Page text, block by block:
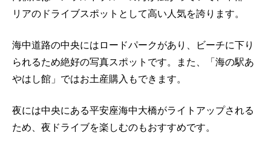
リアのドライブスポットとして高い人気を誇ります。
海中道路の中央にはロードパークがあり、ビーチに下り
られるため絶好の写真スポットです。また、「海の駅あ
やはし館」ではお土産購入もできます。
夜には中央にある平安座海中大橋がライトアップされる
ため、夜ドライブを楽しむのもおすすめです。